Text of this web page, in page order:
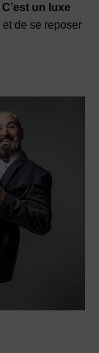
C’est un luxe
et de se reposer